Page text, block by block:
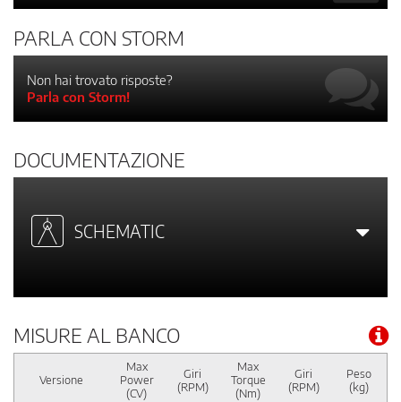
PARLA CON STORM
Non hai trovato risposte?
Parla con Storm!
DOCUMENTAZIONE
SCHEMATIC
MISURE AL BANCO
Versione
Max
Power
(CV)
Giri
(RPM)
Max
Torque
(Nm)
Giri
(RPM)
Peso
(kg)